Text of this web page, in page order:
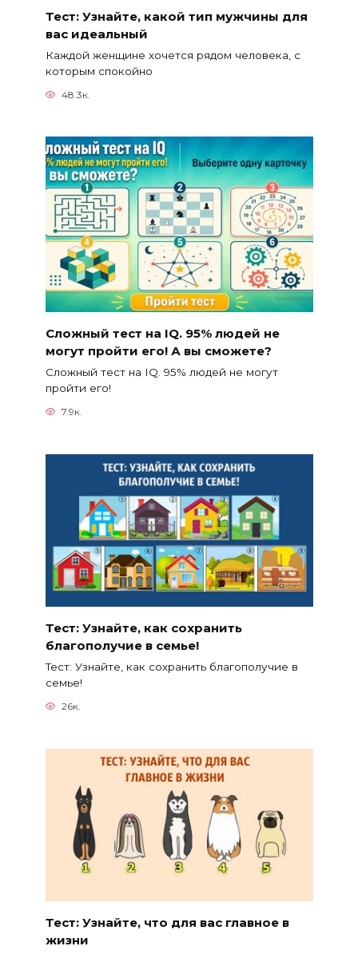
Тест: Узнайте, какой тип мужчины для
вас идеальный
Каждой женщине хочется рядом человека, с
которым спокойно
48.3к.
Сложный тест на IQ. 95% людей не
могут пройти его! А вы сможете?
Сложный тест на IQ. 95% людей не могут
пройти его!
7.9к.
Тест: Узнайте, как сохранить
благополучие в семье!
Тест: Узнайте, как сохранить благополучие в
семье!
26к.
Тест: Узнайте, что для вас главное в
жизни